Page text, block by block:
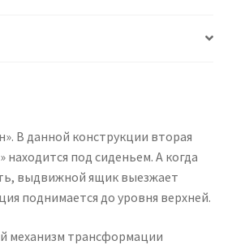
В данной конструкции вторая
находится под сиденьем. А когда
выдвижной ящик выезжает
поднимается до уровня верхней.
механизм трансформации